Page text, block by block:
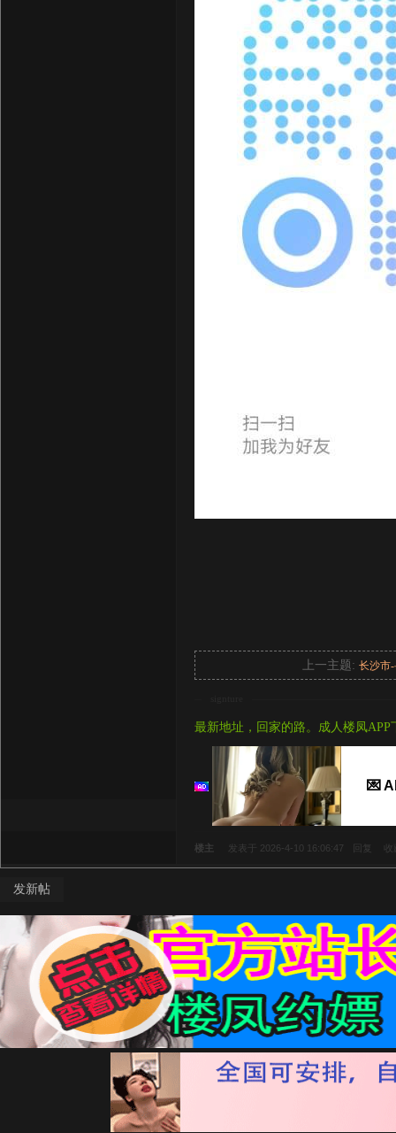
上一主题:长沙市
最新地址，回家的路。成人楼凤APP
💌
楼主 发表于 2026-4-10 16:06:47 回复
发新帖